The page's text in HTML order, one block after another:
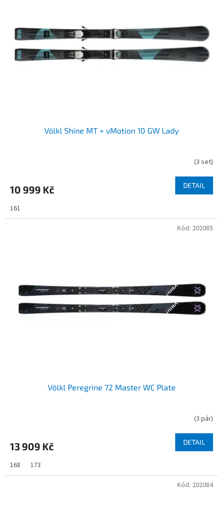
Völkl Shine MT + vMotion 10 GW Lady
(3 set)
10 999 Kč DETAIL
161
Völkl Peregrine 72 Master WC Plate
(3 pár)
13 909 Kč DETAIL
168 173
Kód: 202085
Kód: 202084